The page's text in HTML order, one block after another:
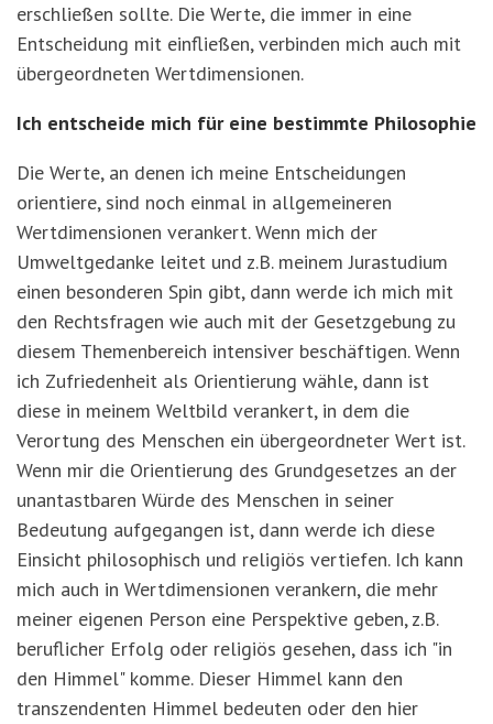
erschließen sollte. Die Werte, die immer in eine
Entscheidung mit einfließen, verbinden mich auch mit
übergeordneten Wertdimensionen.
Ich entscheide mich für eine bestimmte Philosophie
Die Werte, an denen ich meine Entscheidungen
orientiere, sind noch einmal in allgemeineren
Wertdimensionen verankert. Wenn mich der
Umweltgedanke leitet und z.B. meinem Jurastudium
einen besonderen Spin gibt, dann werde ich mich mit
den Rechtsfragen wie auch mit der Gesetzgebung zu
diesem Themenbereich intensiver beschäftigen. Wenn
ich Zufriedenheit als Orientierung wähle, dann ist
diese in meinem Weltbild verankert, in dem die
Verortung des Menschen ein übergeordneter Wert ist.
Wenn mir die Orientierung des Grundgesetzes an der
unantastbaren Würde des Menschen in seiner
Bedeutung aufgegangen ist, dann werde ich diese
Einsicht philosophisch und religiös vertiefen. Ich kann
mich auch in Wertdimensionen verankern, die mehr
meiner eigenen Person eine Perspektive geben, z.B.
beruflicher Erfolg oder religiös gesehen, dass ich "in
den Himmel" komme. Dieser Himmel kann den
transzendenten Himmel bedeuten oder den hier